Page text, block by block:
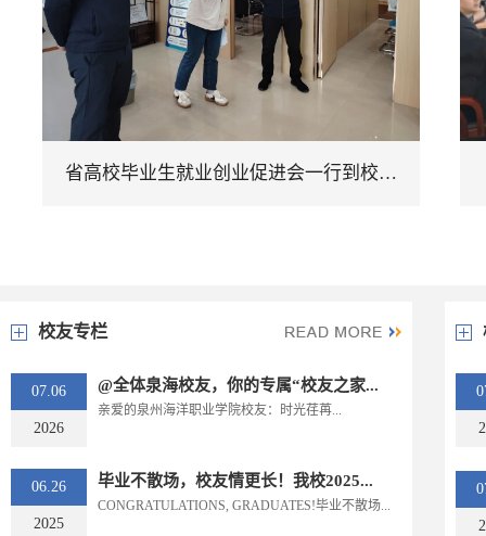
省高校毕业生就业创业促进会一行到校…
校友专栏
07.06
2026
@全体泉海校友，你的专属“校友之家...
亲爱的泉州海洋职业学院校友：时光荏苒...
06.26
2025
毕业不散场，校友情更长！我校2025...
CONGRATULATIONS, GRADUATES!毕业不散场...